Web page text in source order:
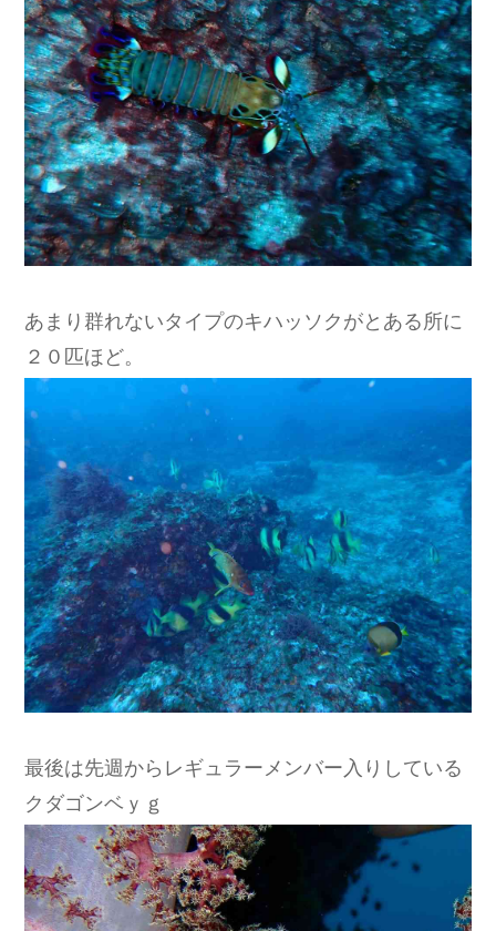
あまり群れないタイプのキハッソクがとある所に
２０匹ほど。
最後は先週からレギュラーメンバー入りしている
クダゴンベｙｇ